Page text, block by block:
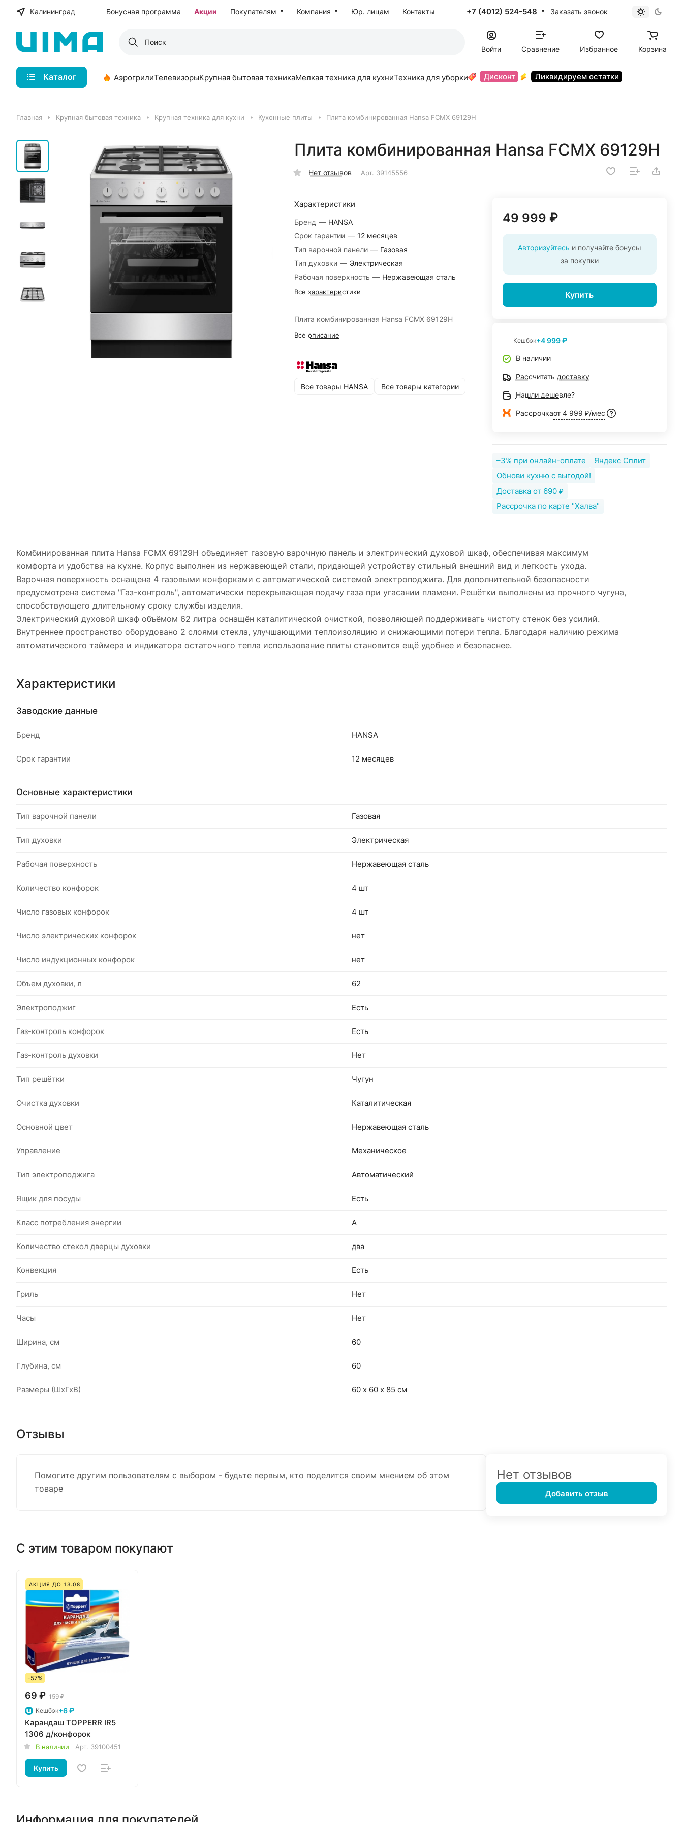
Калининград Бонусная программа Акции Покупателям Компания Юр. лицам Контакты +7 (4012) 524-548 Заказать звонок
Войти Сравнение Избранное Корзина
Каталог АэрогрилиТелевизорыКрупная бытовая техникаМелкая техника для кухниТехника для уборки Дисконт Ликвидируем остатки
Главная Крупная бытовая техника Крупная техника для кухни Кухонные плиты Плита комбинированная Hansa FCMX 69129H
Плита комбинированная Hansa FCMX 69129H
Нет отзывов Арт. 39145556
Характеристики
Бренд — HANSA
Срок гарантии — 12 месяцев
Тип варочной панели — Газовая
Тип духовки — Электрическая
Рабочая поверхность — Нержавеющая сталь
Все характеристики
Плита комбинированная Hansa FCMX 69129H
Все описание
Все товары HANSA Все товары категории
49 999 ₽
Авторизуйтесь и получайте бонусы
за покупки
Купить
Кешбэк+4 999 ₽
В наличии
Рассчитать доставку
Нашли дешевле?
Рассрочкаот 4 999 ₽/мес
–3% при онлайн-оплате
Яндекс Сплит
Обнови кухню с выгодой!
Доставка от 690 ₽
Рассрочка по карте "Халва"
Комбинированная плита Hansa FCMX 69129H объединяет газовую варочную панель и электрический духовой шкаф, обеспечивая максимум
комфорта и удобства на кухне. Корпус выполнен из нержавеющей стали, придающей устройству стильный внешний вид и легкость ухода.
Варочная поверхность оснащена 4 газовыми конфорками с автоматической системой электроподжига. Для дополнительной безопасности
предусмотрена система "Газ-контроль", автоматически перекрывающая подачу газа при угасании пламени. Решётки выполнены из прочного чугуна,
способствующего длительному сроку службы изделия.
Электрический духовой шкаф объёмом 62 литра оснащён каталитической очисткой, позволяющей поддерживать чистоту стенок без усилий.
Внутреннее пространство оборудовано 2 слоями стекла, улучшающими теплоизоляцию и снижающими потери тепла. Благодаря наличию режима
автоматического таймера и индикатора остаточного тепла использование плиты становится ещё удобнее и безопаснее.
Характеристики
Заводские данные
Бренд HANSA
Срок гарантии 12 месяцев
Основные характеристики
Тип варочной панели Газовая
Тип духовки Электрическая
Рабочая поверхность Нержавеющая сталь
Количество конфорок 4 шт
Число газовых конфорок 4 шт
Число электрических конфорок нет
Число индукционных конфорок нет
Объем духовки, л 62
Электроподжиг Есть
Газ-контроль конфорок Есть
Газ-контроль духовки Нет
Тип решётки Чугун
Очистка духовки Каталитическая
Основной цвет Нержавеющая сталь
Управление Механическое
Тип электроподжига Автоматический
Ящик для посуды Есть
Класс потребления энергии A
Количество стекол дверцы духовки два
Конвекция Есть
Гриль Нет
Часы Нет
Ширина, см 60
Глубина, см 60
Размеры (ШхГхВ) 60 х 60 х 85 см
Отзывы
Помогите другим пользователям с выбором - будьте первым, кто поделится своим мнением об этом
товаре
Нет отзывов
Добавить отзыв
С этим товаром покупают
АКЦИЯ ДО 13.08
-57%
69 ₽ 159 ₽
Кешбэк+6 ₽
Карандаш TOPPERR IR5
1306 д/конфорок
В наличии Арт. 39100451
Купить